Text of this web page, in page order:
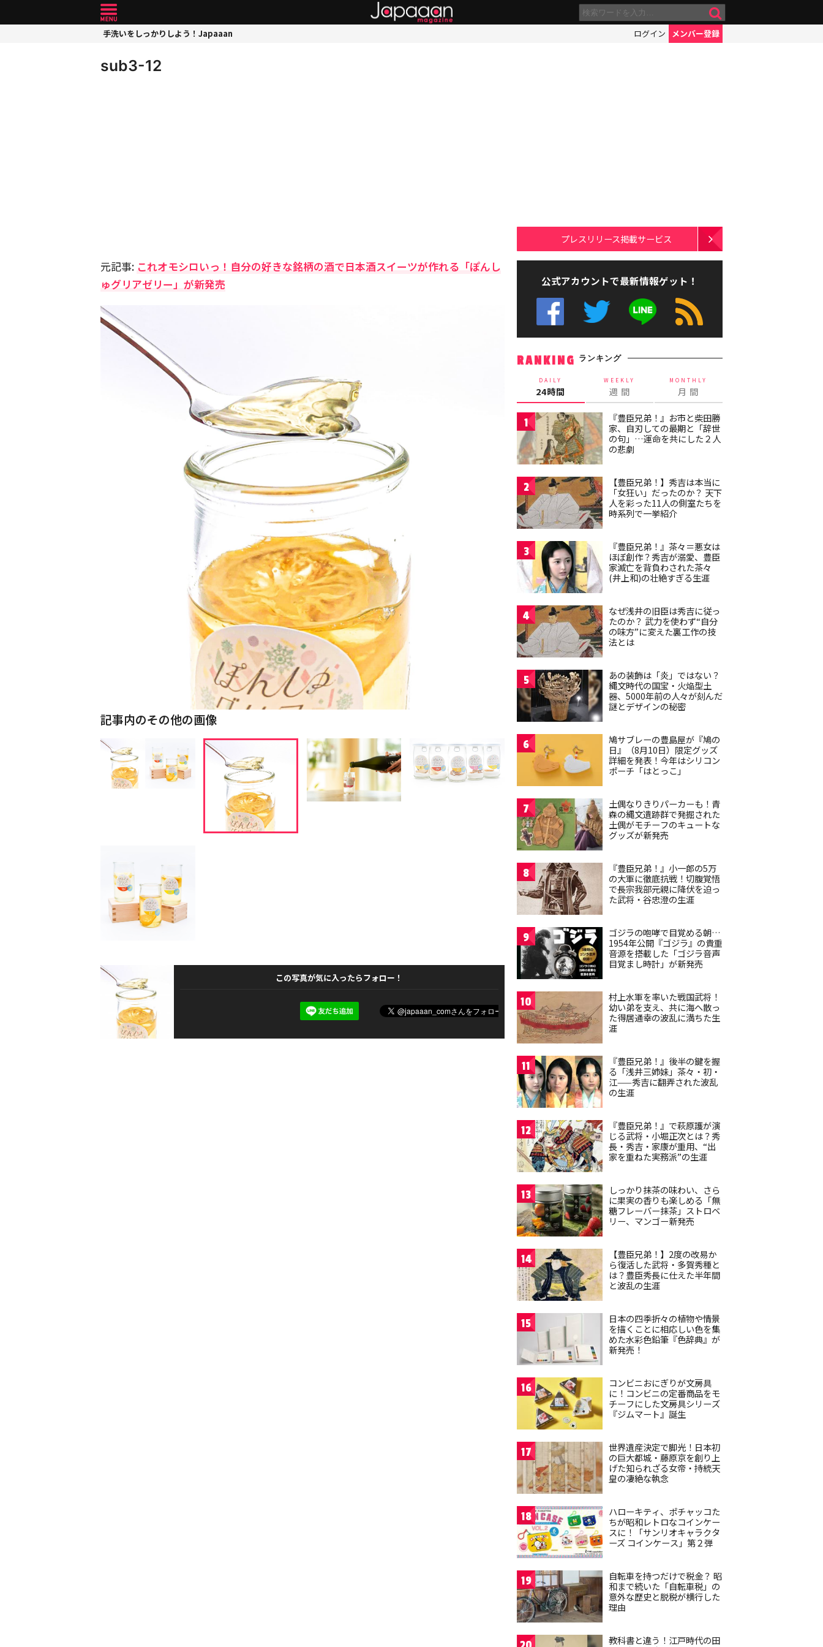
手洗いをしっかりしよう！Japaaan ログイン メンバー登録
sub3-12
元記事: これオモシロいっ！自分の好きな銘柄の酒で日本酒スイーツが作れる「ぽんし
ゅグリアゼリー」が新発売
記事内のその他の画像
この写真が気に入ったらフォロー！
プレスリリース掲載サービス
公式アカウントで最新情報ゲット！
RANKING ランキング
DAILY
24時間
WEEKLY
週 間
MONTHLY
月 間
1
『豊臣兄弟！』お市と柴田勝
家、自刃しての最期と「辞世
の句」…運命を共にした２人
の悲劇
2
【豊臣兄弟！】秀吉は本当に
「女狂い」だったのか？ 天下
人を彩った11人の側室たちを
時系列で一挙紹介
3
『豊臣兄弟！』茶々＝悪女は
ほぼ創作？秀吉が溺愛、豊臣
家滅亡を背負わされた茶々
(井上和)の壮絶すぎる生涯
4
なぜ浅井の旧臣は秀吉に従っ
たのか？ 武力を使わず“自分
の味方”に変えた裏工作の技
法とは
5
あの装飾は「炎」ではない？
縄文時代の国宝・火焔型土
器、5000年前の人々が刻んだ
謎とデザインの秘密
6
鳩サブレーの豊島屋が『鳩の
日』（8月10日）限定グッズ
詳細を発表！今年はシリコン
ポーチ「はとっこ」
7
土偶なりきりパーカーも！青
森の縄文遺跡群で発掘された
土偶がモチーフのキュートな
グッズが新発売
8
『豊臣兄弟！』小一郎の5万
の大軍に徹底抗戦！切腹覚悟
で長宗我部元親に降伏を迫っ
た武将・谷忠澄の生涯
9
ゴジラの咆哮で目覚める朝…
1954年公開『ゴジラ』の貴重
音源を搭載した「ゴジラ音声
目覚まし時計」が新発売
10
村上水軍を率いた戦国武将！
幼い弟を支え、共に海へ散っ
た得居通幸の波乱に満ちた生
涯
11
『豊臣兄弟！』後半の鍵を握
る「浅井三姉妹」茶々・初・
江——秀吉に翻弄された波乱
の生涯
12
『豊臣兄弟！』で萩原護が演
じる武将・小堀正次とは？秀
長・秀吉・家康が重用、“出
家を重ねた実務派”の生涯
13
しっかり抹茶の味わい、さら
に果実の香りも楽しめる「無
糖フレーバー抹茶」ストロベ
リー、マンゴー新発売
14
【豊臣兄弟！】2度の改易か
ら復活した武将・多賀秀種と
は？豊臣秀長に仕えた半年間
と波乱の生涯
15
日本の四季折々の植物や情景
を描くことに相応しい色を集
めた水彩色鉛筆『色辞典』が
新発売！
16
コンビニおにぎりが文房具
に！コンビニの定番商品をモ
チーフにした文房具シリーズ
『ジムマート』誕生
17
世界遺産決定で脚光！日本初
の巨大都城・藤原京を創り上
げた知られざる女帝・持統天
皇の凄絶な執念
18
ハローキティ、ポチャッコた
ちが昭和レトロなコインケー
スに！「サンリオキャラクタ
ーズ コインケース」第２弾
19
自転車を持つだけで税金？ 昭
和まで続いた「自転車税」の
意外な歴史と脱税が横行した
理由
教科書と違う！江戸時代の田